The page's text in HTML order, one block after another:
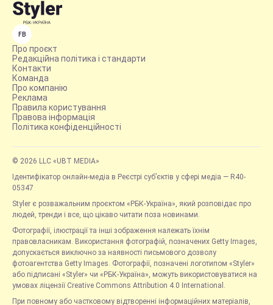
FB
Про проєкт
Редакційна політика і стандарти
Контакти
Команда
Про компанію
Реклама
Правила користування
Правова інформація
Політика конфіденційності
© 2026 LLC «UBT MEDIA»
Ідентифікатор онлайн-медіа в Реєстрі суб’єктів у сфері медіа — R40-
05347
Styler є розважальним проєктом «РБК-Україна», який розповідає про
людей, тренди і все, що цікаво читати поза новинами.
Фотографії, ілюстрації та інші зображення належать їхнім
правовласникам. Використання фотографій, позначених Getty Images,
допускається виключно за наявності письмового дозволу
фотоагентства Getty Images. Фотографії, позначені логотипом «Styler»
або підписані «Styler» чи «РБК-Україна», можуть використовуватися на
умовах ліцензії Creative Commons Attribution 4.0 International.
При повному або частковому відтворенні інформаційних матеріалів,